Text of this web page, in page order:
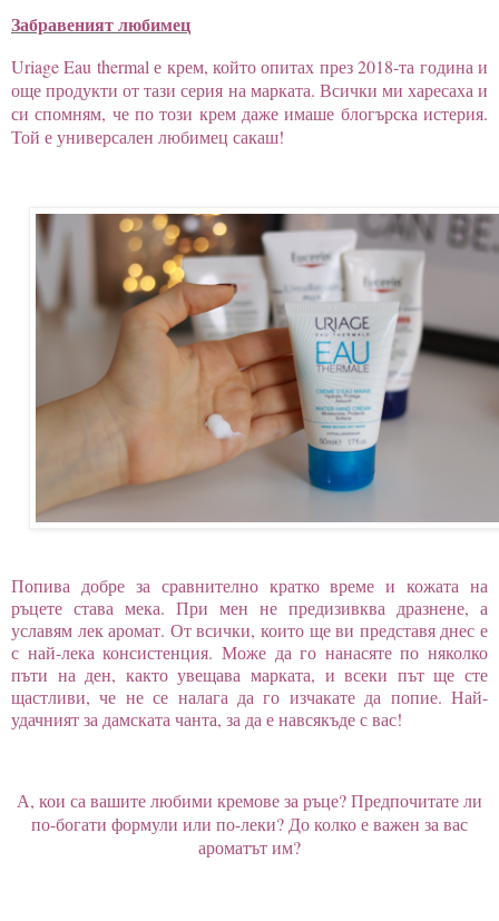
Забравеният любимец
Uriage Eau thermalе крем, който опитах през 2018-та година и
още продукти от тази серия на марката. Всички ми харесаха и
си спомням, че по този крем даже имаше блогърска истерия.
Той е универсален любимец сакаш!
Попива добре за сравнително кратко време и кожата на
ръцете става мека. При мен не предизивква дразнене, а
уславям лек аромат. От всички, които ще ви представя днес е
с най-лека консистенция. Може да го нанасяте по няколко
пъти на ден, както увещава марката, и всеки път ще сте
щастливи, че не се налага да го изчакате да попие. Най-
удачният за дамската чанта, за да е навсякъде с вас!
А, кои са вашите любими кремове за ръце? Предпочитате ли
по-богати формули или по-леки? До колко е важен за вас
ароматът им?